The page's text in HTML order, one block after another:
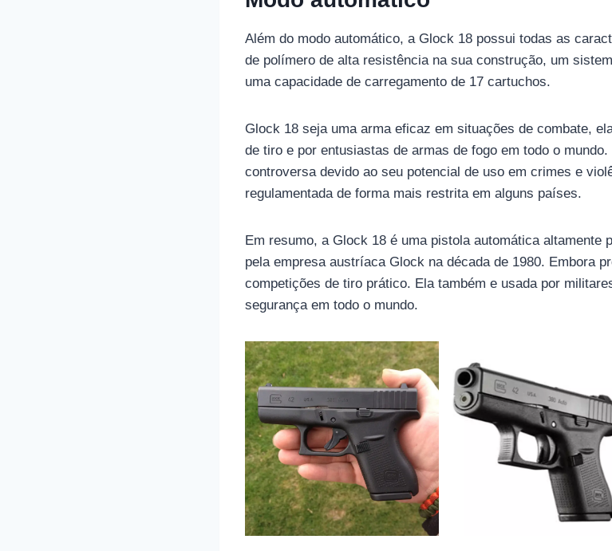
Além do modo automático, a Glock 18 possui todas as
de polímero de alta resistência na sua construção, um
uma capacidade de carregamento de 17 cartuchos.
Glock 18 seja uma arma eficaz em situações de combate,
de tiro e por entusiastas de armas de fogo em todo o
controversa devido ao seu potencial de uso em crimes e
regulamentada de forma mais restrita em alguns países.
Em resumo, a Glock 18 é uma pistola automática altamente
pela empresa austríaca Glock na década de 1980. Embora
competições de tiro prático. Ela também e usada por
segurança em todo o mundo.